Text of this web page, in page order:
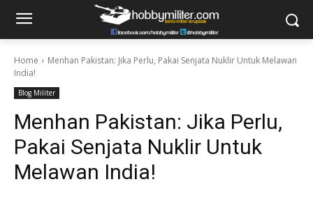
Home
Menhan Pakistan: Jika Perlu, Pakai Senjata Nuklir Untuk Melawan
India!
Blog Militer
Menhan Pakistan: Jika Perlu,
Pakai Senjata Nuklir Untuk
Melawan India!